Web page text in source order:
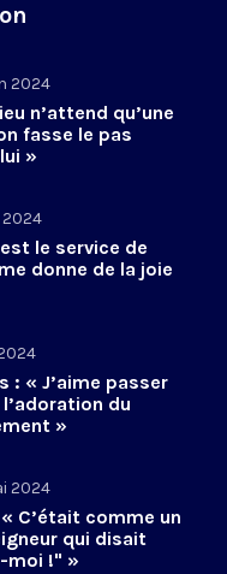
2024
n’attend qu’une
fasse le pas
»
2024
le service de
donne de la joie
: « J’aime passer
du
»
2024
C’était comme un
qui disait
moi !" »